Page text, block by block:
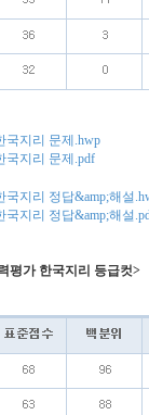
국지리 문제.hwp
국지리 문제.pdf
국지리 정답&amp;해설
국지리 정답&amp;해설
평가 한국지리 등급컷>